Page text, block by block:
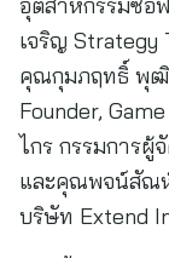
เจริญ Strategy
คุณกุมภฤทธิ์ พุฒิ
Founder,
ไกร กรรมการผู้
และคุณพจน์สัณห์
บริษัท Extend